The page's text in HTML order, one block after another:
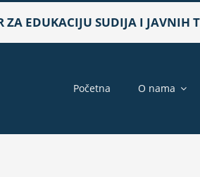
EDUKACIJU SUDIJA I JAVNIH
Početna O nama